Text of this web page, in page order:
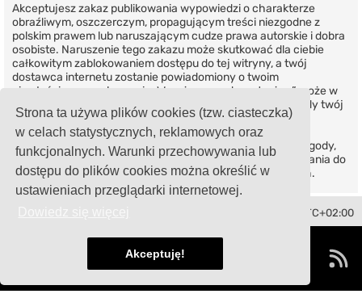
Strona ta używa plików cookies (tzw. ciasteczka)
w celach statystycznych, reklamowych oraz
funkcjonalnych. Warunki przechowywania lub
dostępu do plików cookies można określić w
ustawieniach przeglądarki internetowej.
Akceptuję!
Akceptujesz zakaz publikowania wypowiedzi o charakterze
obraźliwym, oszczerczym, propagującym treści niezgodne z
polskim prawem lub naruszającym cudze prawa autorskie i dobra
osobiste. Naruszenie tego zakazu może skutkować dla ciebie
całkowitym zablokowaniem dostępu do tej witryny, a twój
dostawca internetu zostanie powiadomiony o twoim
niewłaściwym zachowaniu. Wyrażasz zgodę na to, że „” może w
każdej chwili usunąć, zmienić, przenieść lub zamknąć każdy twój
temat, post. Wyrażasz zgodę na zapisywanie wszystkich
podanych przez ciebie informacji w naszej bazie danych.
Informacje te nie będą przekazywane nikomu bez twojej zgody,
ale ani „”, ani phpBB nie ponosi odpowiedzialności za włamania do
witryny, podczas których może dojść do kradzieży danych.
UTC+02:00
Technologię dostarczaphpBB® Forum Software © phpBB Limited
Polski pakiet językowy dostarczaphpBB.pl